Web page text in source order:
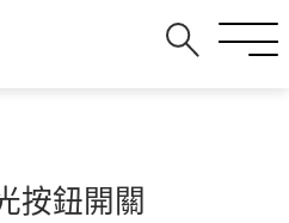
按鈕開關